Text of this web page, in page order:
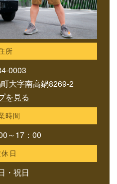
所
0003
大字南高鍋8269-2
を見る
時間
～17：00
日
・祝日